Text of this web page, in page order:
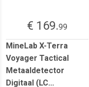
€ 169.99
MineLab X-Terra
Voyager Tactical
Metaaldetector
Digitaal (LC...